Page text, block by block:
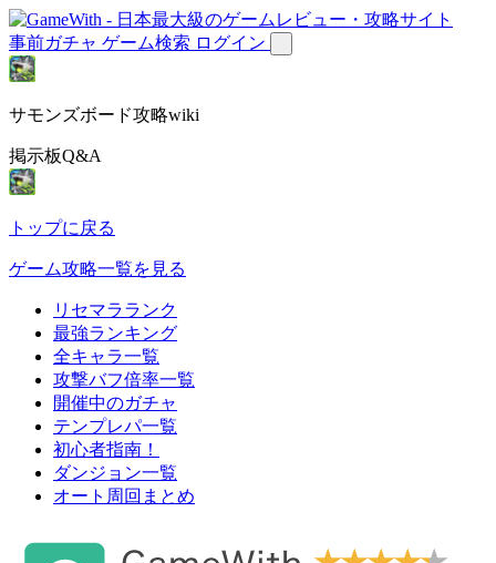
事前ガチャ ゲーム検索 ログイン
サモンズボード攻略wiki
掲示板Q&A
トップに戻る
ゲーム攻略一覧を見る
リセマラランク
最強ランキング
全キャラ一覧
攻撃バフ倍率一覧
開催中のガチャ
テンプレパ一覧
初心者指南！
ダンジョン一覧
オート周回まとめ